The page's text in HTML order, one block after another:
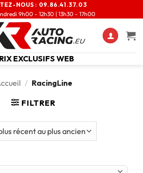
NOUS : 09.86.41.37.03
9h00 - 12h30 | 13h30 - 17h00
EXCLUSIFS WEB
/ RacingLine
FILTRER